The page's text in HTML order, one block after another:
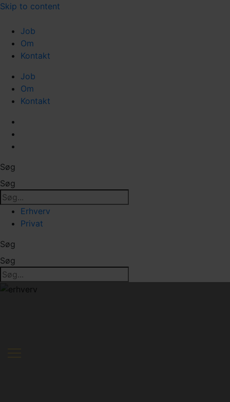
Skip to content
Job
Om
Kontakt
Job
Om
Kontakt
Søg
Søg
Erhverv
Privat
Søg
Søg